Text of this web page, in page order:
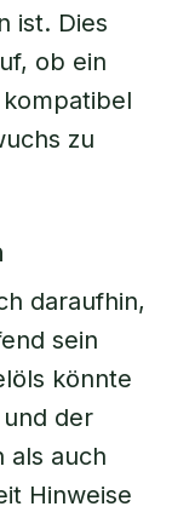
ist. Dies
ob ein
zu
daraufhin,
sein
könnte
der
als auch
Hinweise